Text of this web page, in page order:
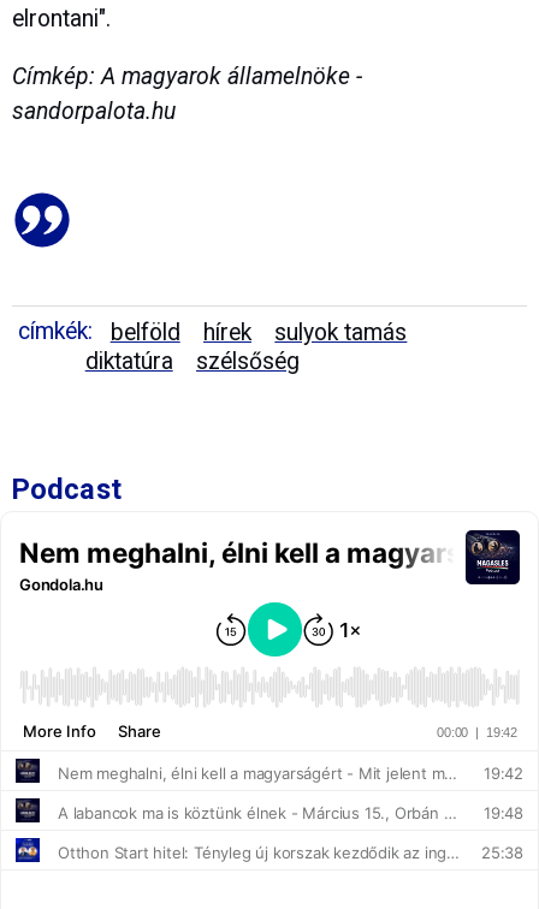
elrontani".
Címkép: A magyarok államelnöke -
sandorpalota.hu
címkék: belföld hírek
sulyok tamás
diktatúra
szélsőség
Podcast